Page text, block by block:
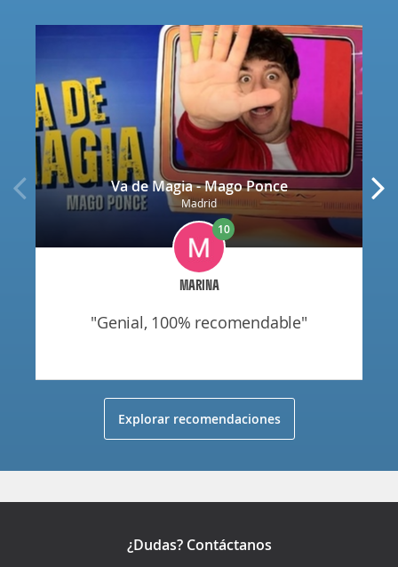
Va de Magia - Mago Ponce
Madrid
MARINA
10
"genial, 100% recomendable"
Explorar recomendaciones
¿Dudas? Contáctanos